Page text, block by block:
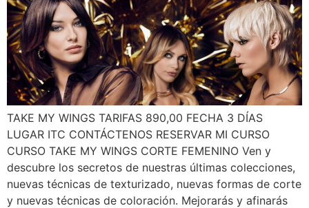
TAKE MY WINGS TARIFAS 890,00 FECHA 3 DÍAS
LUGAR ITC CONTÁCTENOS RESERVAR MI CURSO
CURSO TAKE MY WINGS CORTE FEMENINO Ven y
descubre los secretos de nuestras últimas colecciones,
nuevas técnicas de texturizado, nuevas formas de corte
y nuevas técnicas de coloración. Mejorarás y afinarás